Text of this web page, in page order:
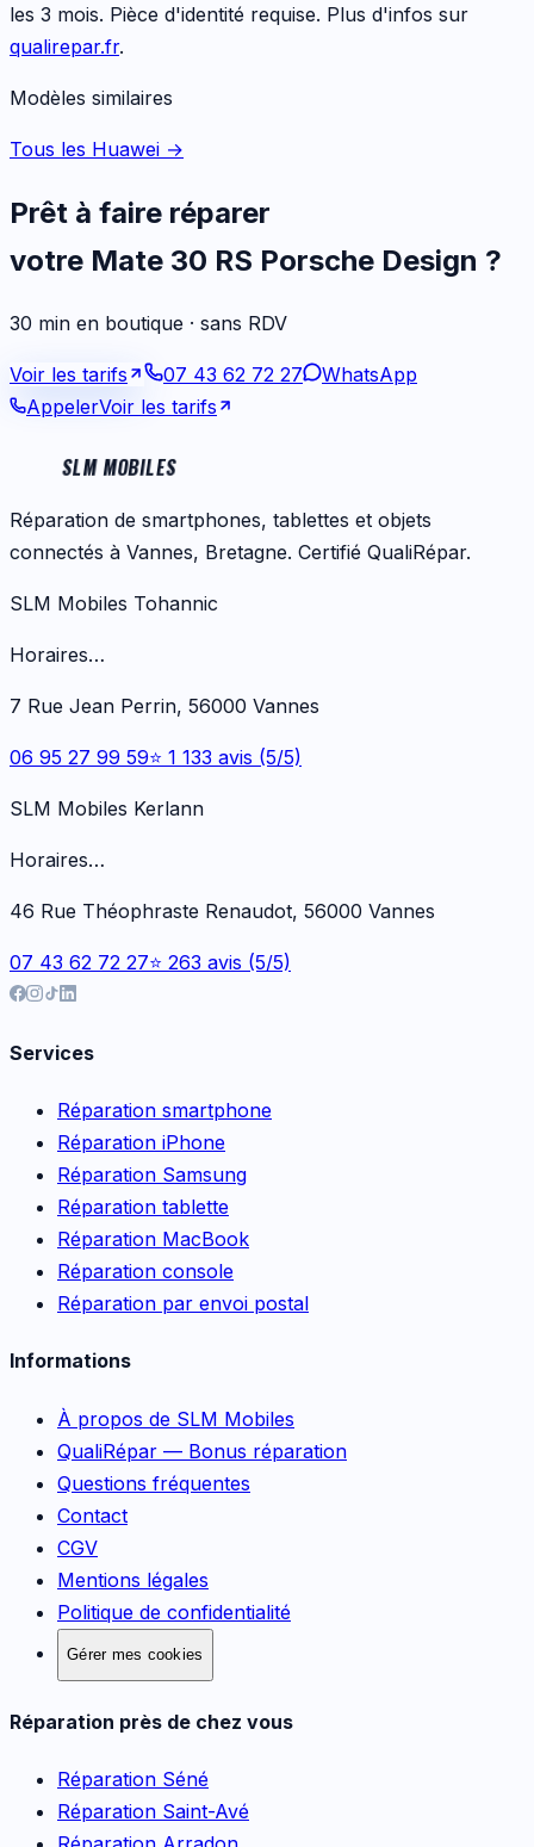
les 3 mois. Pièce d'identité requise. Plus d'infos sur
qualirepar.fr.
Modèles similaires
Tous les Huawei →
Prêt à faire réparer
votre Mate 30 RS Porsche Design ?
30 min en boutique · sans RDV
Voir les tarifs 07 43 62 72 27
WhatsApp
AppelerVoir les tarifs
SLM MOBILES
Réparation de smartphones, tablettes et objets
connectés à Vannes, Bretagne. Certifié QualiRépar.
SLM Mobiles Tohannic
Horaires…
7 Rue Jean Perrin, 56000 Vannes
06 95 27 99 59⭐ 1 133 avis (5/5)
SLM Mobiles Kerlann
Horaires…
46 Rue Théophraste Renaudot, 56000 Vannes
07 43 62 72 27⭐ 263 avis (5/5)
Services
Réparation smartphone
Réparation iPhone
Réparation Samsung
Réparation tablette
Réparation MacBook
Réparation console
Réparation par envoi postal
Informations
À propos de SLM Mobiles
QualiRépar — Bonus réparation
Questions fréquentes
Contact
CGV
Mentions légales
Politique de confidentialité
Gérer mes cookies
Réparation près de chez vous
Réparation Séné
Réparation Saint-Avé